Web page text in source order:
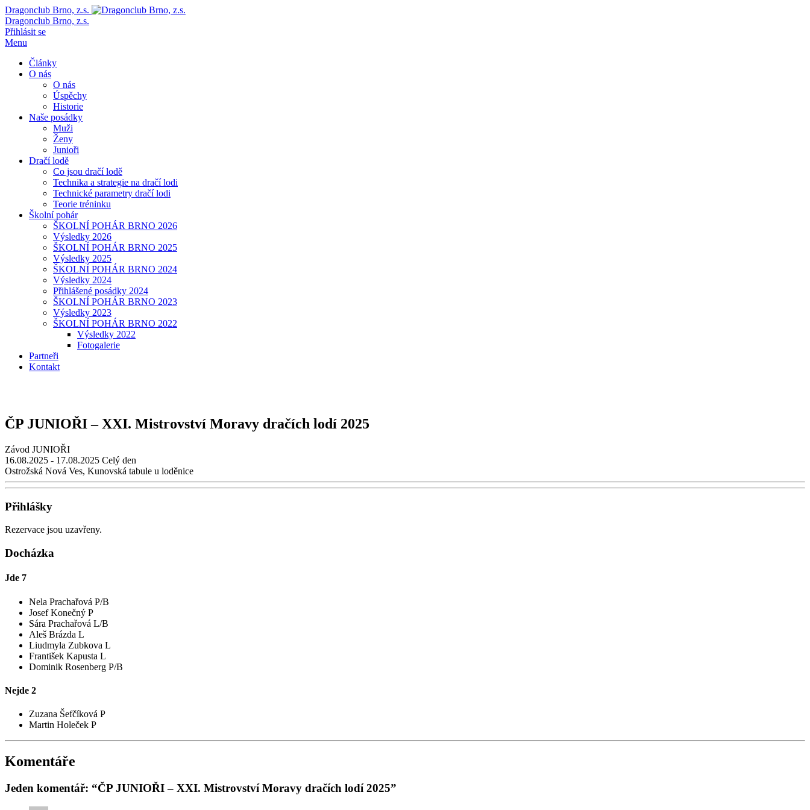
Dragonclub Brno, z.s.
Dragonclub Brno, z.s.
Přihlásit se
Menu
Články
O nás
O nás
Úspěchy
Historie
Naše posádky
Muži
Ženy
Junioři
Dračí lodě
Co jsou dračí lodě
Technika a strategie na dračí lodi
Technické parametry dračí lodi
Teorie tréninku
Školní pohár
ŠKOLNÍ POHÁR BRNO 2026
Výsledky 2026
ŠKOLNÍ POHÁR BRNO 2025
Výsledky 2025
ŠKOLNÍ POHÁR BRNO 2024
Výsledky 2024
Přihlášené posádky 2024
ŠKOLNÍ POHÁR BRNO 2023
Výsledky 2023
ŠKOLNÍ POHÁR BRNO 2022
Výsledky 2022
Fotogalerie
Partneři
Kontakt
ČP JUNIOŘI – XXI. Mistrovství Moravy dračích lodí 2025
Závod JUNIOŘI
16.08.2025 - 17.08.2025 Celý den
Ostrožská Nová Ves, Kunovská tabule u loděnice
Přihlášky
Rezervace jsou uzavřeny.
Docházka
Jde 7
Nela Prachařová P/B
Josef Konečný P
Sára Prachařová L/B
Aleš Brázda L
Liudmyla Zubkova L
František Kapusta L
Dominik Rosenberg P/B
Nejde 2
Zuzana Šefčíková P
Martin Holeček P
Komentáře
Jeden komentář: “ČP JUNIOŘI – XXI. Mistrovství Moravy dračích lodí 2025”